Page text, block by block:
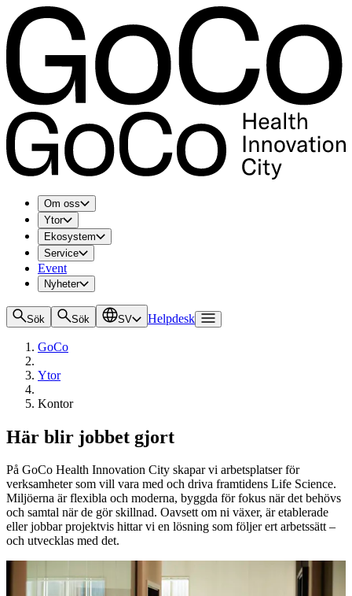
Om oss
Ytor
Ekosystem
Service
Event
Nyheter
Sök Sök SV Helpdesk
GoCo
Ytor
Kontor
Här blir jobbet gjort
På GoCo Health Innovation City skapar vi arbetsplatser för
verksamheter som vill vara med och driva framtidens Life Science.
Miljöerna är flexibla och moderna, byggda för fokus när det behövs
och samtal när de gör skillnad. Oavsett om ni växer, är etablerade
eller jobbar projektvis hittar vi en lösning som följer ert arbetssätt –
och utvecklas med det.